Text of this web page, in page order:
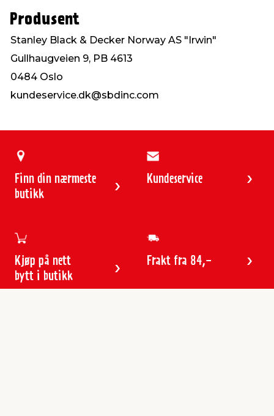
Produsent
Stanley Black & Decker Norway AS "Irwin"
Gullhaugveien 9, PB 4613
0484 Oslo
kundeservice.dk@sbdinc.com
Finn din nærmeste
butikk
Kundeservice
Kjøp på nett
bytt i butikk
Frakt fra 84,-